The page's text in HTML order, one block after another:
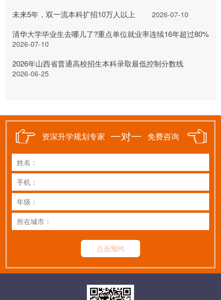
未来5年，双一流本科扩招10万人以上 2026-07-10
清华大学毕业生去哪儿了?重点单位就业率连续16年超过80%
2026-07-10
2026年山西省普通高校招生本科录取最低控制分数线
2026-06-25
资深升学规划专家 一对一 免费咨询
点击预约